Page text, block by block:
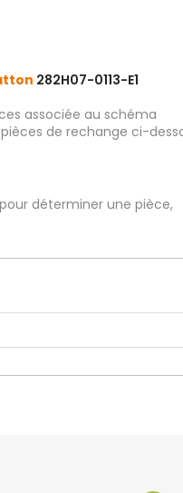
282H07-0113-E1
associée au schéma
de rechange ci-
déterminer une pièce,